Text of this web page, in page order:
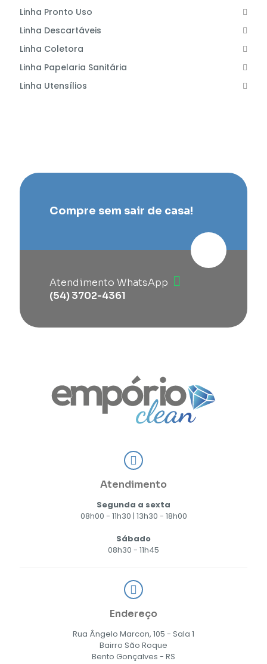
Linha Pronto Uso
Linha Descartáveis
Linha Coletora
Linha Papelaria Sanitária
Linha Utensílios
Compre sem sair de casa!
Atendimento WhatsApp
(54) 3702-4361
Atendimento
Segunda a sexta
08h00 - 11h30 | 13h30 - 18h00
Sábado
08h30 - 11h45
Endereço
Rua Ângelo Marcon, 105 - Sala 1
Bairro São Roque
Bento Gonçalves - RS